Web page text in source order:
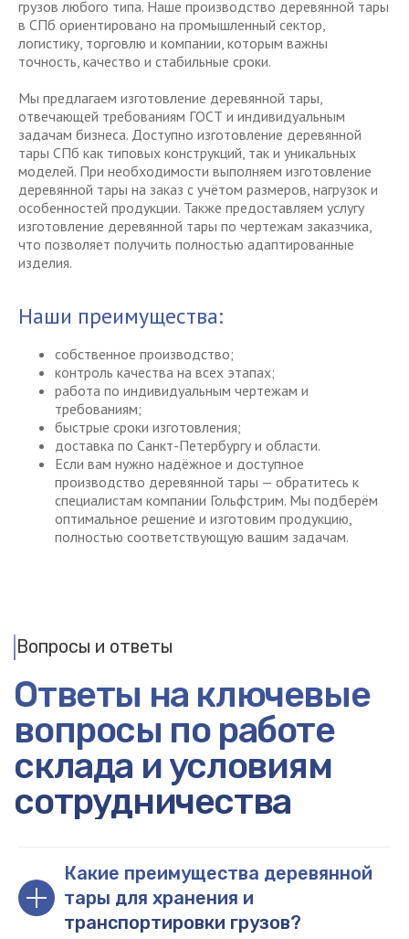
грузов любого типа. Наше производство деревянной тары
в СПб ориентировано на промышленный сектор,
логистику, торговлю и компании, которым важны
точность, качество и стабильные сроки.
Мы предлагаем изготовление деревянной тары,
отвечающей требованиям ГОСТ и индивидуальным
задачам бизнеса. Доступно изготовление деревянной
тары СПб как типовых конструкций, так и уникальных
моделей. При необходимости выполняем изготовление
деревянной тары на заказ с учётом размеров, нагрузок и
особенностей продукции. Также предоставляем услугу
изготовление деревянной тары по чертежам заказчика,
что позволяет получить полностью адаптированные
изделия.
Наши преимущества:
собственное производство;
контроль качества на всех этапах;
работа по индивидуальным чертежам и
требованиям;
быстрые сроки изготовления;
доставка по Санкт-Петербургу и области.
Если вам нужно надёжное и доступное
производство деревянной тары — обратитесь к
специалистам компании Гольфстрим. Мы подберём
оптимальное решение и изготовим продукцию,
полностью соответствующую вашим задачам.
Какие преимущества деревянной
тары для хранения и
транспортировки грузов?